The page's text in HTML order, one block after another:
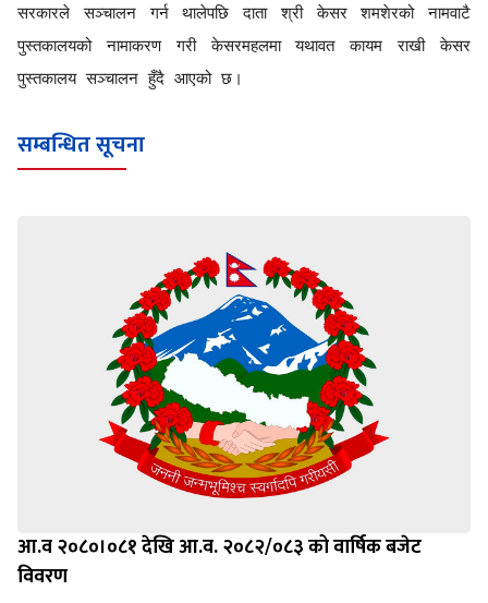
सरकारले सञ्‍चालन गर्न थालेपछि दाता श्री केसर शमशेरको नामवाटै
पुस्तकालयको नामाकरण गरी केसरमहलमा यथावत कायम राखी केसर
पुस्तकालय सञ्‍चालन हुँदै आएको छ।
सम्बन्धित सूचना
आ.व २०८०।०८१ देखि आ.व. २०८२/०८३ को वार्षिक बजेट
विवरण